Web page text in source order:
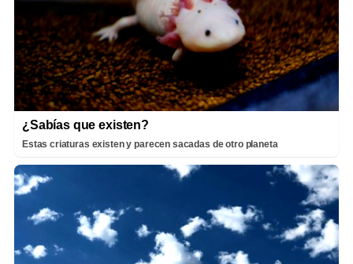
¿Sabías que existen?
Estas criaturas existen y parecen sacadas de otro planeta